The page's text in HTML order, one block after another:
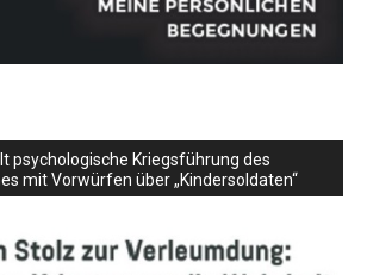
psychologische Kriegsführung des
mit Vorwürfen über „Kindersoldaten“